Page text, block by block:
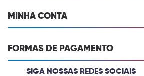
MINHA CONTA
FORMAS DE PAGAMENTO
SIGA NOSSAS REDES SOCIAIS